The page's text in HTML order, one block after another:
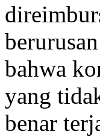
bahwa
yang
benar